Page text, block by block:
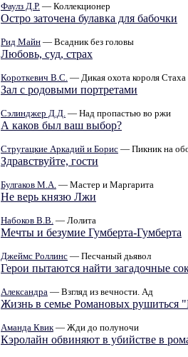
Фаулз Д.Р. — Коллекционер
Остро заточена булавка для бабочки
Рид Майн — Всадник без головы
Любовь, суд, страх
Короткевич В.С. — Дикая охота короля Стаха
Зал с родовыми портретами
Сэлинджер Д.Д. — Над пропастью во ржи
А каков был ваш выбор?
Стругацкие Аркадий и Борис — Пикник на
Здравствуйте, гости
Булгаков М.А. — Мастер и Маргарита
Не верь князю Лжи
Набоков В.В. — Лолита
Мечты и безумие Гумберта-Гумберта
Джеймс Роллинс — Песчаный дьявол
Герои пытаются найти загадочные
Александра — Взгляд из вечности. Ад
Жизнь в семье Романовых рушиться
Аманда Квик— Жди до полуночи
Кэролайн обвиняют в убийстве в